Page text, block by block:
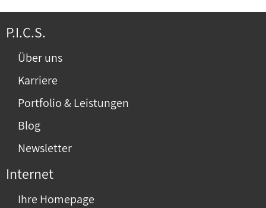
P.I.C.S.
Über uns
Karriere
Portfolio & Leistungen
Blog
Newsletter
Internet
Ihre Homepage